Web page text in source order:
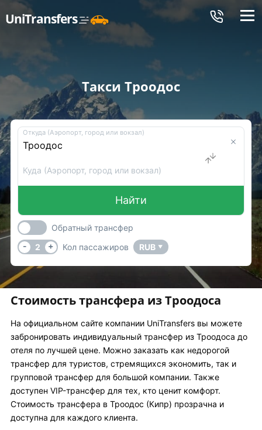
UniTransfers Меню
Такси Троодос
Откуда (Аэропорт, город или вокзал)
Куда (Аэропорт, город или вокзал)
Найти
Обратный трансфер
-
2 + Кол пассажиров RUB ▼
Стоимость трансфера из Троодоса
На официальном сайте компании UniTransfers вы можете
забронировать индивидуальный трансфер из Троодоса до
отеля по лучшей цене. Можно заказать как недорогой
трансфер для туристов, стремящихся экономить, так и
групповой трансфер для большой компании. Также
доступен VIP-трансфер для тех, кто ценит комфорт.
Стоимость трансфера в Троодос (Кипр) прозрачна и
доступна для каждого клиента.